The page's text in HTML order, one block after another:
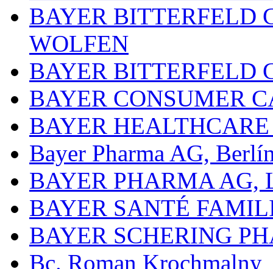
BAYER BITTERFELD
WOLFEN
BAYER BITTERFELD
BAYER CONSUMER
BAYER
Bayer Pharma AG,
BAYER PHARMA AG,
BAYER SANTÉ
BAYER SCHERING
Bc. Roman Krochmalny